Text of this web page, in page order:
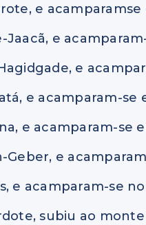
e
Jaacã, e
e
e acamparam-se
e acamparam-se
Geber, e
e acamparam-se
subiu ao